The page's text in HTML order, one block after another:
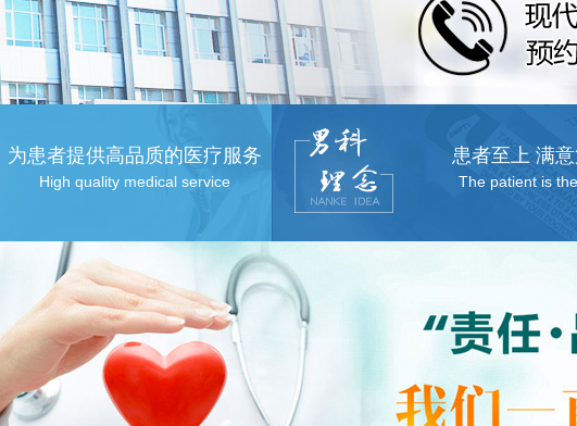
为患者提供高品质的医疗服务
High quality medical service
患者至上 满
The patient is